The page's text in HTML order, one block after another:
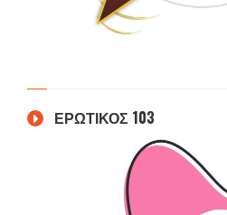
ΕΡΩΤΙΚΟΣ 103